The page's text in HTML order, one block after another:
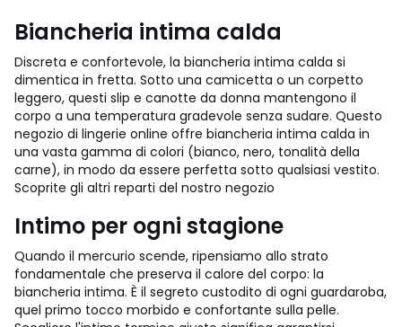
Biancheria intima calda
Discreta e confortevole, la biancheria intima calda si
dimentica in fretta. Sotto una camicetta o un corpetto
leggero, questi slip e canotte da donna mantengono il
corpo a una temperatura gradevole senza sudare. Questo
negozio di lingerie online offre biancheria intima calda in
una vasta gamma di colori (bianco, nero, tonalità della
carne), in modo da essere perfetta sotto qualsiasi vestito.
Scoprite gli altri reparti del nostro negozio
Intimo per ogni stagione
Quando il mercurio scende, ripensiamo allo strato
fondamentale che preserva il calore del corpo: la
biancheria intima. È il segreto custodito di ogni guardaroba,
quel primo tocco morbido e confortante sulla pelle.